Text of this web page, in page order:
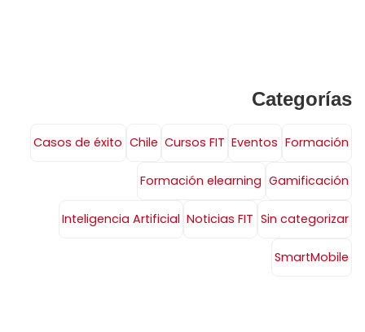
Categorías
Casos de éxito Chile Cursos FIT Eventos Formación
Formación elearning Gamificación
Inteligencia Artificial Noticias FIT Sin categorizar
SmartMobile